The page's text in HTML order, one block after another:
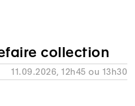
collection
11.09.2026, 12h45 ou 13h30